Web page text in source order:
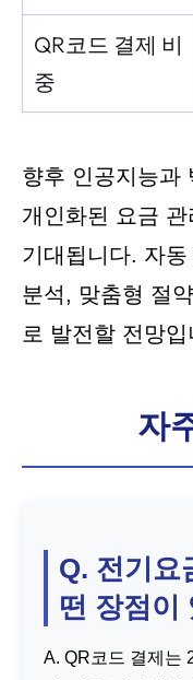
QR코드 결제 비
중
향후 인공지능과
개인화된 요금
기대됩니다. 자
분석, 맞춤형 절
로 발전할 전망입
자
Q. 전기요
떤 장점이
A. QR코드 결제는